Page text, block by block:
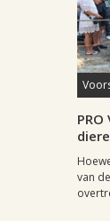
van